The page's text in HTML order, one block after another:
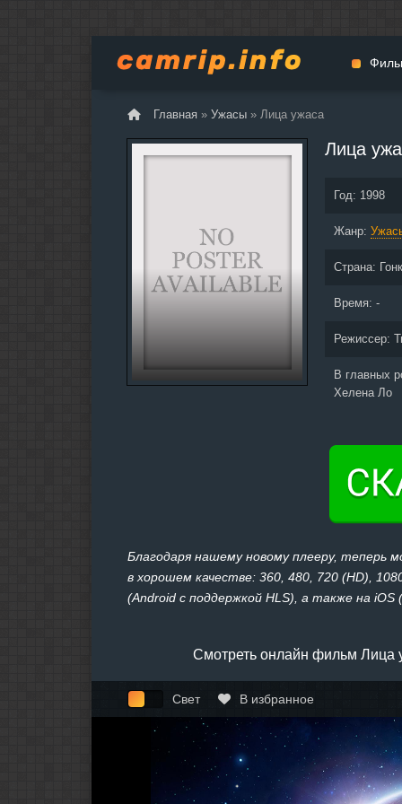
Главная » Ужасы » Лица ужаса
Лица
Год: 1998
Жанр:
Страна:
Время: -
Режиссер:
В главных
Хелена Ло
Благодаря нашему новому плееру,
в хорошем качестве: 360, 480, 720 (HD),
(Android с поддержкой HLS), а также на iOS
Смотреть онлайн фильм Лица
Свет В избранное
Вестерн
Драма